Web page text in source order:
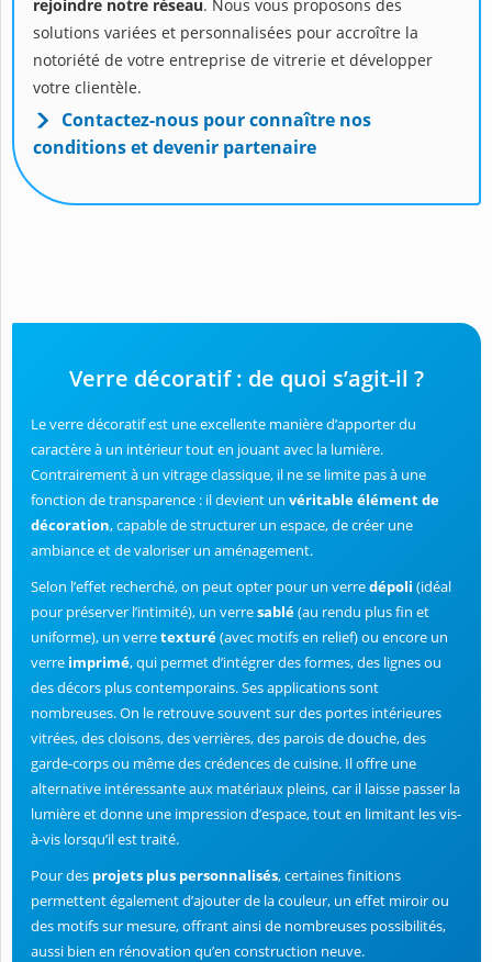
rejoindre notre réseau. Nous vous proposons des
solutions variées et personnalisées pour accroître la
notoriété de votre entreprise de vitrerie et développer
votre clientèle.
Contactez-nous pour connaître nos
conditions et devenir partenaire
Verre décoratif : de quoi s’agit-il ?
Le verre décoratif est une excellente manière d’apporter du
caractère à un intérieur tout en jouant avec la lumière.
Contrairement à un vitrage classique, il ne se limite pas à une
fonction de transparence : il devient un véritable élément de
décoration, capable de structurer un espace, de créer une
ambiance et de valoriser un aménagement.
Selon l’effet recherché, on peut opter pour un verredépoli (idéal
pour préserver l’intimité), un verresablé(au rendu plus fin et
uniforme), un verretexturé(avec motifs en relief) ou encore un
verre imprimé, qui permet d’intégrer des formes, des lignes ou
des décors plus contemporains. Ses applications sont
nombreuses. On le retrouve souvent sur des portes intérieures
vitrées, des cloisons, des verrières, des parois de douche, des
garde-corps ou même des crédences de cuisine. Il offre une
alternative intéressante aux matériaux pleins, car il laisse passer la
lumière et donne une impression d’espace, tout en limitant les vis-
à-vis lorsqu’il est traité.
Pour des projets plus personnalisés, certaines finitions
permettent également d’ajouter de la couleur, un effet miroir ou
des motifs sur mesure, offrant ainsi de nombreuses possibilités,
aussi bien en rénovation qu’en construction neuve.